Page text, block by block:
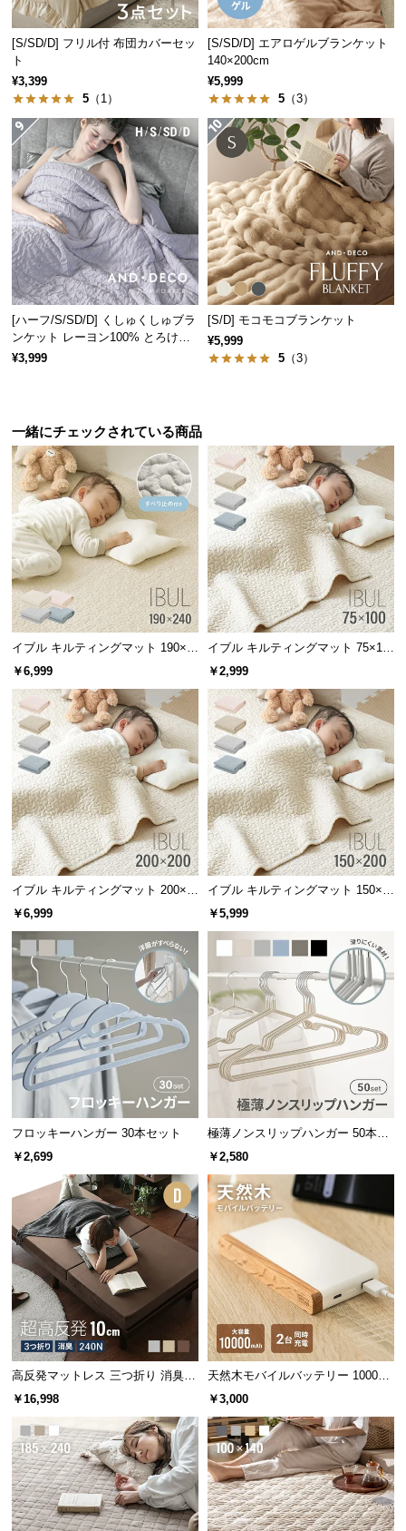
て
員
規
約
に
つ
い
て
お
客
様
サ
ポ
お
ブ
ロ
グ
企
業
情
報
o.,
[S/SD/D] フリル付 布団カバーセッ
ト
¥3,399
5 （1）
[S/SD/D] エアロゲルブランケット
140×200cm
¥5,999
5 （3）
[ハーフ/S/SD/D] くしゅくしゅブラ
ンケット レーヨン100% とろける
肌触り
¥3,999
[S/D] モコモコブランケット
¥5,999
5 （3）
一緒にチェックされている商品
イブル キルティングマット 190×2
40cm 滑り止め付き
￥6,999
イブル キルティングマット 75×10
0cm コットン100%
￥2,999
イブル キルティングマット 200×2
00cm コットン100%
￥6,999
イブル キルティングマット 150×2
00cm コットン100%
￥5,999
フロッキーハンガー 30本セット
￥2,699
極薄ノンスリップハンガー 50本セ
ット
￥2,580
高反発マットレス 三つ折り 消臭
高密度ハード 厚さ10cm D
￥16,998
天然木モバイルバッテリー 10000m
Ah USB-C/USB-A 2台同時充電対応
￥3,000